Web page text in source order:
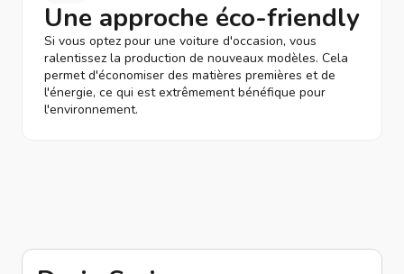
Une approche éco-friendly
Si vous optez pour une voiture d'occasion, vous
ralentissez la production de nouveaux modèles. Cela
permet d'économiser des matières premières et de
l'énergie, ce qui est extrêmement bénéfique pour
l'environnement.